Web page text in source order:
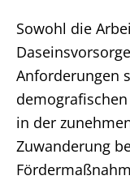
Sowohl die
Anforderungen
in der
Zuwanderung